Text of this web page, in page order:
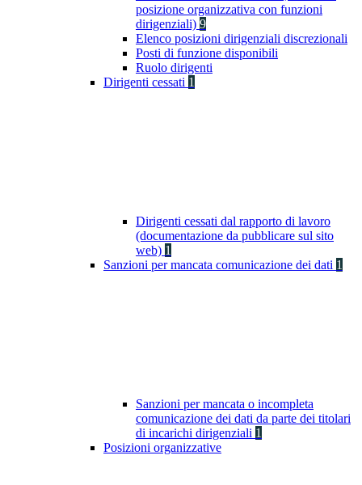
posizione organizzativa con funzioni
dirigenziali) 9
Elenco posizioni dirigenziali discrezionali
Posti di funzione disponibili
Ruolo dirigenti
Dirigenti cessati 1
Dirigenti cessati dal rapporto di lavoro
(documentazione da pubblicare sul sito
web) 1
Sanzioni per mancata comunicazione dei dati 1
Sanzioni per mancata o incompleta
comunicazione dei dati da parte dei titolari
di incarichi dirigenziali 1
Posizioni organizzative